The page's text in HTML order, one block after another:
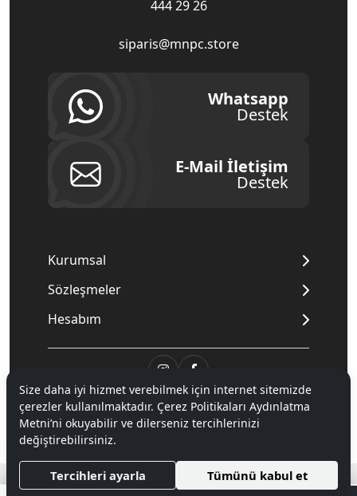
444 29 26
siparis@mnpc.store
Whatsapp
Destek
E-Mail İletişim
Destek
Kurumsal
Sözleşmeler
Hesabım
© 2020Mnpc. Tüm hakları saklıdır.
Hipotenüs Yeni Nesil E-Ticaret Sistemleri ile Hazırlanmıştır.
Size daha iyi hizmet verebilmek için internet sitemizde
çerezler kullanılmaktadır. Çerez Politikaları Aydınlatma
Metni’ni okuyabilir ve dilerseniz tercihlerinizi
değiştirebilirsiniz.
Tercihleri ayarla Tümünü kabul et